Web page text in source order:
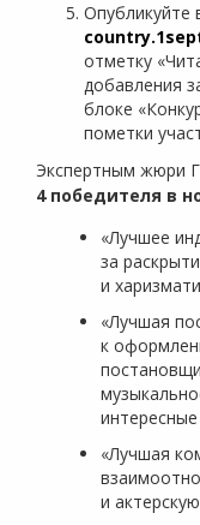
Опубликуйте
отметку
добавления
блоке
пометки
Экспертным жюри
4 победителя в
«Лучшее
за
и
«Лучшая
к
«Лучшая
и